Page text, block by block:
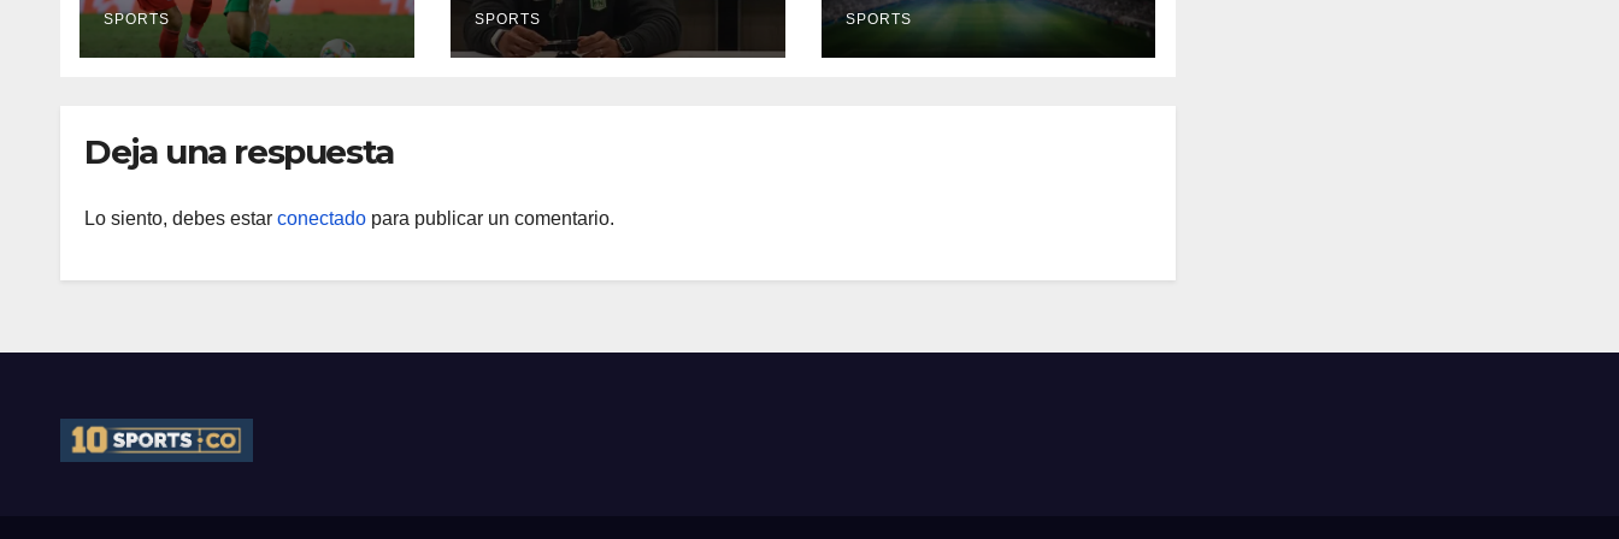
clásico por motivos
de seguridad
SPORTS SPORTS SPORTS
Deja una respuesta
Lo siento, debes estar conectado para publicar un comentario.